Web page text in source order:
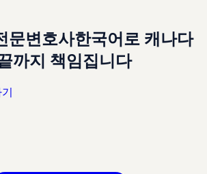
문변호사한국어로 캐나다
까지 책임집니다